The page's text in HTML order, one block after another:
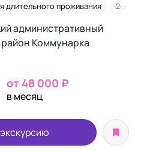
длительного проживания 2-х
административный
Коммунарка
от 48 000 ₽
в месяц